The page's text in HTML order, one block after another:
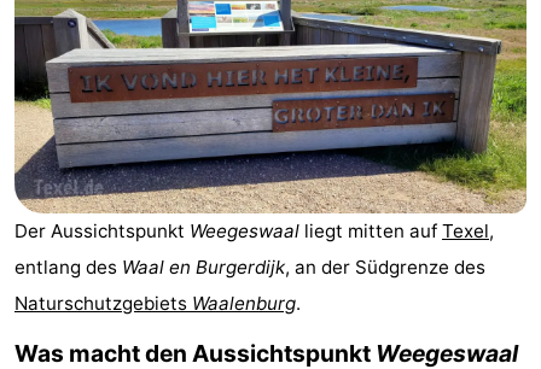
-
Den
Burg
-
Den
Hoorn
-
De
Cocksdorp
-
De
-
Oudeschild
Der Aussichtspunkt Weegeswaal liegt mitten auf Texel,
entlang des Waal en Burgerdijk, an der Südgrenze des
Naturschutzgebiets Waalenburg.
Was macht den Aussichtspunkt Weegeswaal